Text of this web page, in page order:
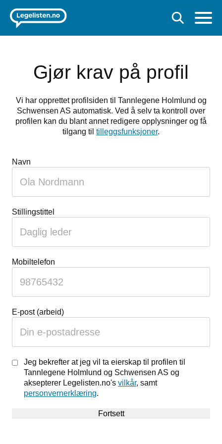
Gjør krav på profil
Vi har opprettet profilsiden til Tannlegene Holmlund og
Schwensen AS automatisk. Ved å selv ta kontroll over
profilen kan du blant annet redigere opplysninger og få
tilgang til tilleggsfunksjoner.
Navn
Stillingstittel
Mobiltelefon
E-post (arbeid)
Jeg bekrefter at jeg vil ta eierskap til profilen til
Tannlegene Holmlund og Schwensen AS og
aksepterer Legelisten.no'svilkår, samt
personvernerklæring.